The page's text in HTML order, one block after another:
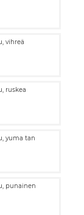
vihreä
ruskea
yuma tan
punainen